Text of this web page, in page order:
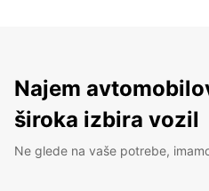
Najem
široka izbira vozil
Ne glede na vaše potrebe,